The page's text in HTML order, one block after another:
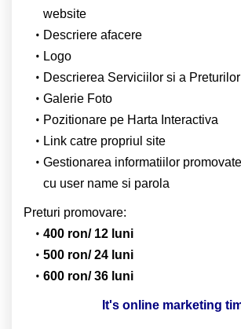
website
Descriere afacere
Logo
Descrierea Serviciilor si a Preturilor
Galerie Foto
Pozitionare pe Harta Interactiva
Link catre propriul site
Gestionarea informatiilor
cu user name si parola
Preturi promovare:
400 ron/ 12 luni
500 ron/ 24 luni
600 ron/ 36 luni
It's online marketing